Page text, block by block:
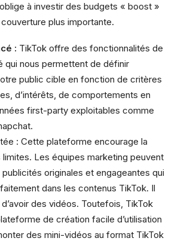
à investir des budgets « boost »
plus importante.
: TikTok offre des fonctionnalités de
qui nous permettent de définir
public cible en fonction de critères
d’intérêts, de comportements en
first-party exploitables comme
: Cette plateforme encourage la
Les équipes marketing peuvent
originales et engageantes qui
dans les contenus TikTok. Il
des vidéos. Toutefois, TikTok
de création facile d’utilisation
des mini-vidéos au format TikTok